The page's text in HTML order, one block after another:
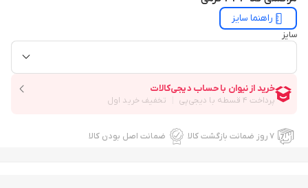
راهنما سایز
سایز
۷ روز ضمانت بازگشت کالا ضمانت اصل بودن کالا